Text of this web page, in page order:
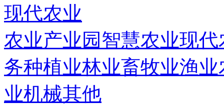
现代农业
农业产业园智慧农业现代
务种植业林业畜牧业渔业
业机械其他